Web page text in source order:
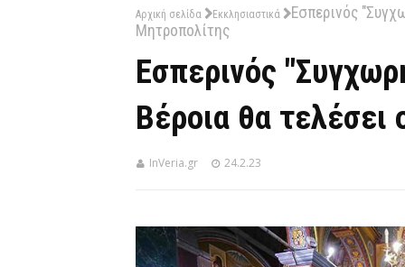
Αρχική σελίδα Εκκλησιαστικά
Εσπερινός
Μητροπολίτης
Εσπερινός
Βέροια θα
InVeria.gr 24.2.23